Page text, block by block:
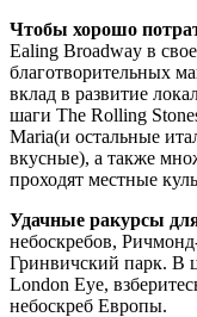
Чтобы хорошо
Ealing Broadway в
благотворительных
вклад в развитие
шаги The Rolling
Maria(и остальные
вкусные), а также
проходят местные
Удачные ракурсы
небоскребов,
Гринвичский парк. В
London Eye,
небоскреб Европы.